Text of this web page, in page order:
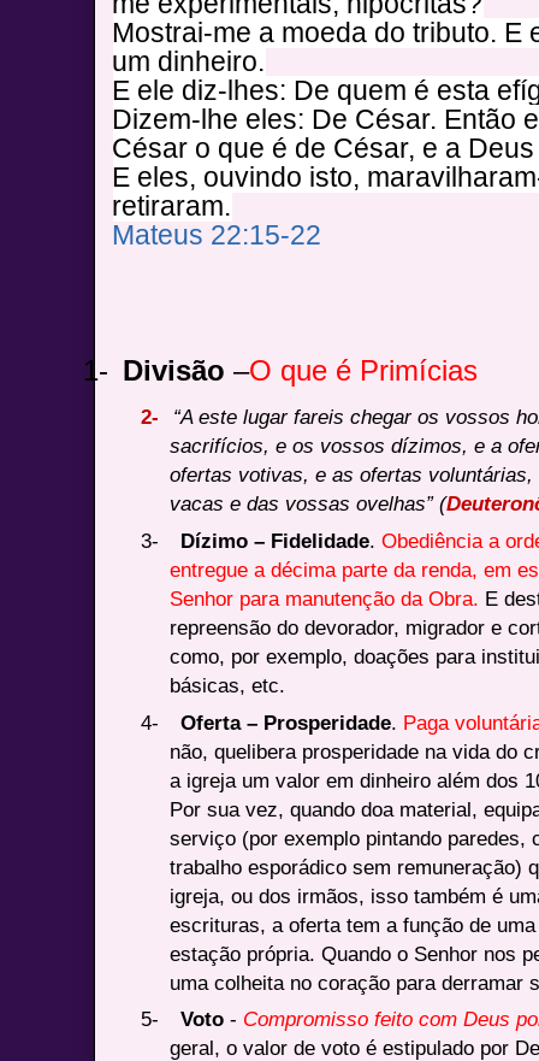
Mostrai-me a moeda do tributo. E
um dinheiro.
E ele diz-lhes: De quem é esta
Dizem-lhe eles: De César. Então
César o que é de César, e a
E eles, ouvindo isto,
retiraram.
Mateus 22:15-22
1- Divisão –O que é Primícias
2-
“A este lugar fareis chegar os vossos
sacrifícios, e os vossos dízimos, e a
ofertas votivas, e as ofertas
vacas e das vossas ovelhas” (
3-
Dízimo – Fidelidade.Obediência a
entregue a décima parte da renda, em
Senhor para manutenção da Obra. E
repreensão do devorador, migrador e
como, por exemplo, doações para
básicas, etc.
4-
Oferta – Prosperidade. Paga
não, quelibera prosperidade na vida do
a igreja um valor em dinheiro além dos
Por sua vez, quando doa material,
serviço (por exemplo pintando paredes,
trabalho esporádico sem remuneração)
igreja, ou dos irmãos, isso também é
escrituras, a oferta tem a função de
estação própria. Quando o Senhor nos
uma colheita no coração para derramar
5-
Voto - Compromisso feito com Deus
geral, o valor de voto é estipulado por